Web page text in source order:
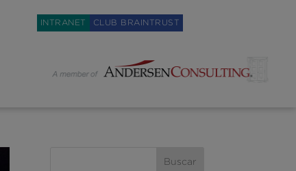
INTRANET CLUB BRAINTRUST